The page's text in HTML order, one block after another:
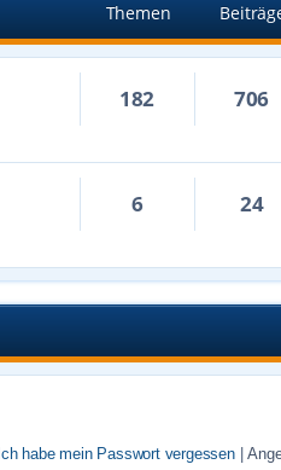
Themen
182 706
6 24
Ich habe mein Passwort vergessen